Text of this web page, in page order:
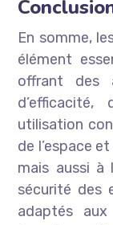
En somme,
élément
offrant des
utilisation
de l’espace
mais aussi
sécurité des
adaptés